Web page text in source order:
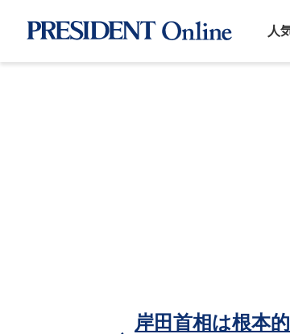
人
岸田首相は根本